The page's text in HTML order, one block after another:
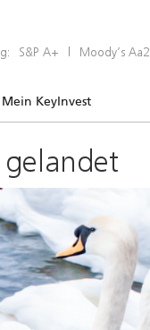
S&P A+ | Moody’s Aa2
Mein KeyInvest